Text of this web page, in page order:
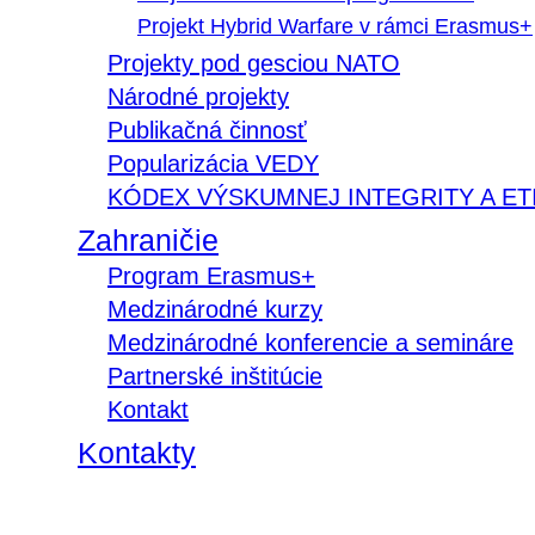
Projekt Hybrid Warfare v rámci Erasmus+
Projekty pod gesciou NATO
Národné projekty
Publikačná činnosť
Popularizácia VEDY
KÓDEX VÝSKUMNEJ INTEGRITY A
Zahraničie
Program Erasmus+
Medzinárodné kurzy
Medzinárodné konferencie a semináre
Partnerské inštitúcie
Kontakt
Kontakty